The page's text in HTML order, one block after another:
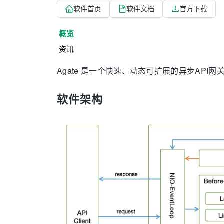
软件首页 软件文档 官方下载
概览
资讯
Agate 是一个快速、动态可扩展的异步API网
软件架构